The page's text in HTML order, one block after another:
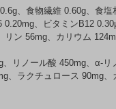
、食物繊維 0.60g、食塩
、ビタミンB12
ン 56mg、カリウム
リノール酸 450mg、α-リ
、ラクチュロース 90mg